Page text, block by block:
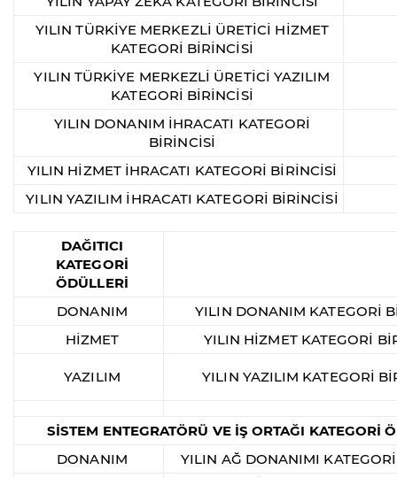
YILIN TÜRKİYE MERKEZLİ ÜRETİCİ HİZMET
KATEGORİ BİRİNCİSİ
YILIN TÜRKİYE MERKEZLİ ÜRETİCİ YAZILIM
KATEGORİ BİRİNCİSİ
YILIN DONANIM İHRACATI KATEGORİ
BİRİNCİSİ
YILIN HİZMET İHRACATI KATEGORİ BİRİNCİSİ
YILIN YAZILIM İHRACATI KATEGORİ BİRİNCİSİ
DAĞITICI
KATEGORİ
ÖDÜLLERİ
DONANIM
YILIN DONANIM KATEGORİ
HİZMET
YILIN HİZMET KATEGORİ
YAZILIM YILIN YAZILIM KATEGORİ
SİSTEM ENTEGRATÖRÜ VE İŞ ORTAĞI KATEGORİ
DONANIM
YILIN AĞ DONANIMI